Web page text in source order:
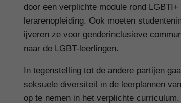
door een verplichte module rond
lerarenopleiding. Ook moeten
ijveren ze voor genderinclusieve
naar de LGBT-leerlingen.
In tegenstelling tot de andere partijen
seksuele diversiteit in de leerplannen
op te nemen in het verplichte curriculum.